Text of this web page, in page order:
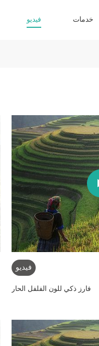
فيديو خدمات
فيديو
فارز ذكي للون الفلفل الحار